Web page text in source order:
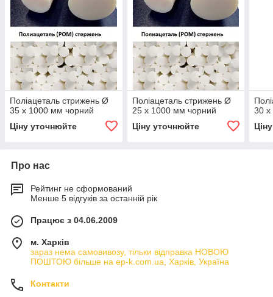
Поліацеталь стрижень Ø
35 х 1000 мм чорний
Ціну уточнюйте
Поліацеталь стрижень Ø
25 х 1000 мм чорний
Ціну уточнюйте
30
Про нас
Рейтинг не сформований
Менше 5 відгуків за останній рік
Працює з 04.06.2009
м. Харків
зараз нема самовивозу, тільки відправка НОВОЮ
ПОШТОЮ більше на ep-k.com.ua, Харків, Україна
Контакти